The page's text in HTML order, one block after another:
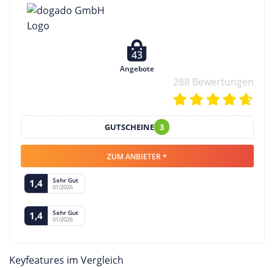
43
Angebote
288 Bewertungen
GUTSCHEINE 3
ZUM ANBIETER *
1,4 Sehr Gut
01/2026
1,4 Sehr Gut
01/2026
Keyfeatures im Vergleich